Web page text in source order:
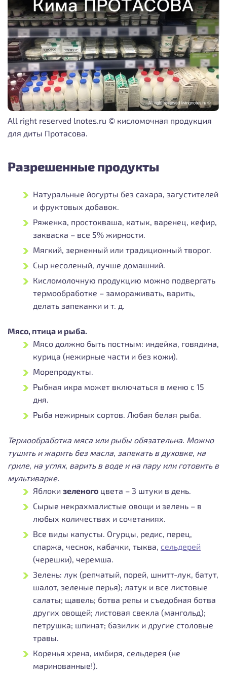
All right reserved lnotes.ru © кисломочная продукция
для диты Протасова.
Разрешенные продукты
Натуральные йогурты без сахара, загустителей
и фруктовых добавок.
Ряженка, простокваша, катык, варенец, кефир,
закваска – все 5% жирности.
Мягкий, зерненный или традиционный творог.
Сыр несоленый, лучше домашний.
Кисломолочную продукцию можно подвергать
термообработке – замораживать, варить,
делать запеканки и т. д.
Мясо, птица и рыба.
Мясо должно быть постным: индейка, говядина,
курица (нежирные части и без кожи).
Морепродукты.
Рыбная икра может включаться в меню с 15
дня.
Рыба нежирных сортов. Любая белая рыба.
Термообработка мяса или рыбы обязательна. Можно
тушить и жарить без масла, запекать в духовке, на
гриле, на углях, варить в воде и на пару или готовить в
мультиварке.
Яблоки зеленого цвета – 3 штуки в день.
Сырые некрахмалистые овощи и зелень – в
любых количествах и сочетаниях.
Все виды капусты. Огурцы, редис, перец,
спаржа, чеснок, кабачки, тыква, сельдерей
(черешки), черемша.
Зелень: лук (репчатый, порей, шнитт-лук, батут,
шалот, зеленые перья); латук и все листовые
салаты; щавель; ботва репы и съедобная ботва
других овощей; листовая свекла (мангольд);
петрушка; шпинат; базилик и другие столовые
травы.
Коренья хрена, имбиря, сельдерея (не
маринованные!).